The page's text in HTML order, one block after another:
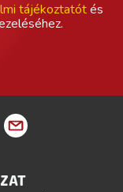
tájékoztatótés